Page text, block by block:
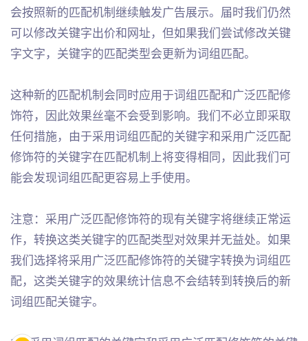
会按照新的匹配机制继续触发广告展示。届时我们仍然
可以修改关键字出价和网址，但如果我们尝试修改关键
字文字，关键字的匹配类型会更新为词组匹配。
这种新的匹配机制会同时应用于词组匹配和广泛匹配修
饰符，因此效果丝毫不会受到影响。我们不必立即采取
任何措施，由于采用词组匹配的关键字和采用广泛匹配
修饰符的关键字在匹配机制上将变得相同，因此我们可
能会发现词组匹配更容易上手使用。
注意：采用广泛匹配修饰符的现有关键字将继续正常运
作，转换这类关键字的匹配类型对效果并无益处。如果
我们选择将采用广泛匹配修饰符的关键字转换为词组匹
配，这类关键字的效果统计信息不会结转到转换后的新
词组匹配关键字。